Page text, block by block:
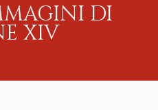
DI
XIV